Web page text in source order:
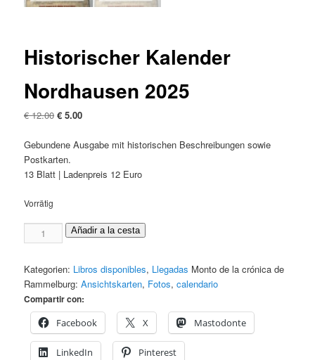
Historischer Kalender
Nordhausen 2025
€12.00 El
original
era:
€ 12.00
€ 5.00El
actual
€ 5.00.
Gebundene Ausgabe mit historischen Beschreibungen sowie
Postkarten.
13 Blatt | Ladenpreis 12 Euro
Vorrätig
Historischer
Kalender
2025
Menge
Añadir a la cesta
Kategorien: Libros disponibles, Llegadas Monto de la crónica de
Rammelburg:Ansichtskarten, Fotos,calendario
Compartir con:
Facebook
X Mastodonte
LinkedIn Pinterest